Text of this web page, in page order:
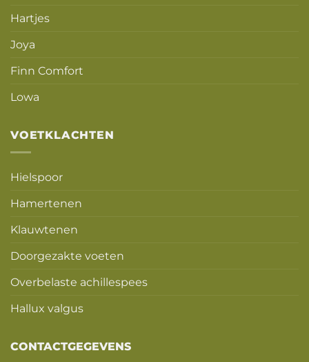
Hartjes
Joya
Finn Comfort
Lowa
VOETKLACHTEN
Hielspoor
Hamertenen
Klauwtenen
Doorgezakte voeten
Overbelaste achillespees
Hallux valgus
CONTACTGEGEVENS